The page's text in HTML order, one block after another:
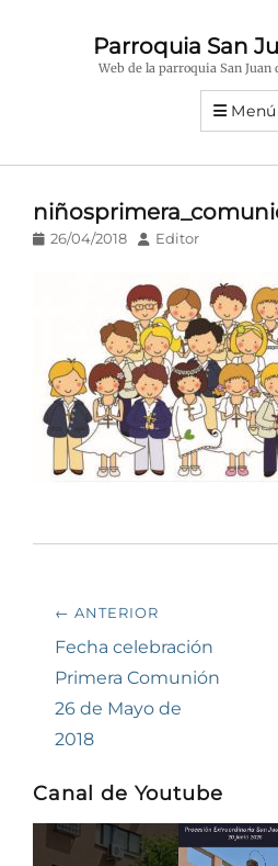
Parroquia San
Web de la parroquia San Juan
Menú
Publicado
26/04/2018 AutorEditor
Navegación
de
entradas
← ANTERIOR
Entrada
anterior:
Fecha celebración
Primera Comunión
26 de Mayo de
2018
Canal de Youtube